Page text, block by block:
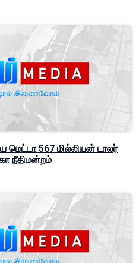
மெட்டா 567 மில்லியன் டாலர்
நீதிமன்றம்